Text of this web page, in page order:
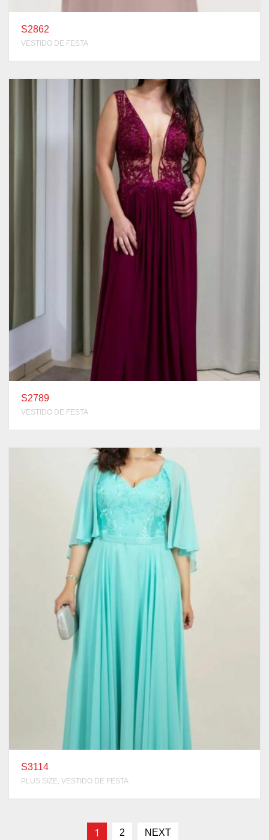
S2862
VESTIDO DE FESTA
S2789
VESTIDO DE FESTA
S3114
PLUS SIZE, VESTIDO DE FESTA
1 2 NEXT